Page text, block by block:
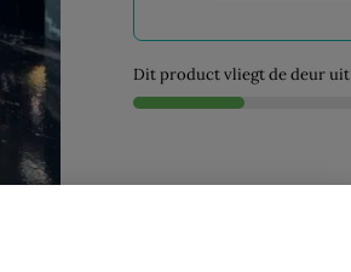
Dit product vliegt de deur uit